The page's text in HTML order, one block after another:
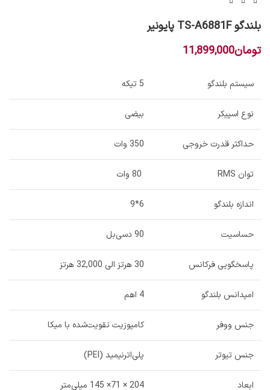
بلندگو TS-A6881F پایونیر
تومان11,899,000
سیستم بلندگو 5 تیکه
نوع اسپیکر بیضی
حداکثر قدرت خروجی 350 وات
توان RMS
اندازه بلندگو 6*9
حساسیت 90 دسی‌بل
پاسخگویی فرکانس 30 هرتز الی 32,000 هرتز
امپدانس بلندگو 4 اهم
جنس ووفر کامپوزیت تقویت‌شده با میکا
جنس تیوتر پلی‌اترنیمید (PEI)
ابعاد 204 × 71× 145 میلی‌متر